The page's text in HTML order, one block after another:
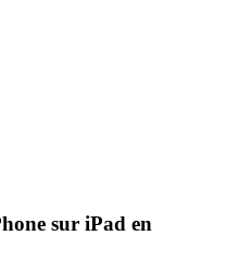
sur iPad en